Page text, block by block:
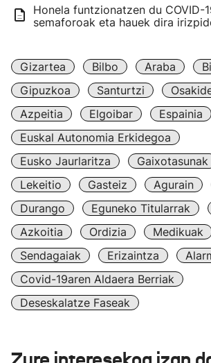
Honela funtzionatzen du COVID-
semaforoak eta hauek dira
Gizartea Bilbo Araba
Gipuzkoa
Santurtzi
Azpeitia
Elgoibar Espainia
Euskal Autonomia Erkidegoa
Eusko Jaurlaritza
Gaixotasunak
Lekeitio
Gasteiz Agurain
Durango
Eguneko Titularrak
Azkoitia
Ordizia
Medikuak
Sendagaiak
Erizaintza
Covid-19aren Aldaera Berriak
Deseskalatze Faseak